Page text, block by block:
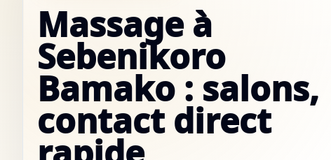
Massage à
Sebenikoro
Bamako : salons,
contact direct